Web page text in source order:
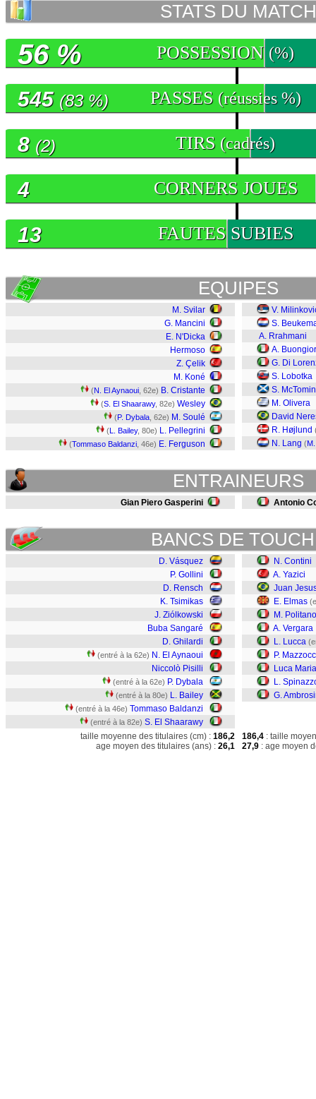
STATS DU MATCH
POSSESSION (%)
56 %
PASSES (réussies %)
545 (83 %)
TIRS (cadrés)
8 (2)
CORNERS JOUES
4
FAUTES SUBIES
13
EQUIPES
M. Svilar
G. Mancini
E. N'Dicka
Hermoso
Z. Çelik
M. Koné
(N. El Aynaoui , 62e) B. Cristante
(S. El Shaarawy, 82e) Wesley
(P. Dybala , 62e) M. Soulé
(L. Bailey, 80e) L. Pellegrini
(Tommaso Baldanzi , 46e) E. Ferguson
V.
S.
A. Rrahmani
A.
G. Di
S. Lobotka
S.
M. Olivera
David
R. Højlund
N. Lang (
ENTRAINEURS
Gian Piero Gasperini Antonio
BANCS DE
D. Vásquez
P. Gollini
D. Rensch
K. Tsimikas
J. Ziólkowski
Buba Sangaré
D. Ghilardi
(entré à la 62e) N. El Aynaoui
Niccolò Pisilli
(entré à la 62e) P. Dybala
(entré à la 80e) L. Bailey
(entré à la 46e) Tommaso Baldanzi
(entré à la 82e) S. El Shaarawy
N. Contini
A. Yazici
Juan
E. Elmas
M. Politano
A. Vergara
L. Lucca
P.
Luca
L.
G.
taille moyenne des titulaires (cm) : 186,2
age moyen des titulaires (ans) : 26,1
186,4 : taille
27,9 : age moyen